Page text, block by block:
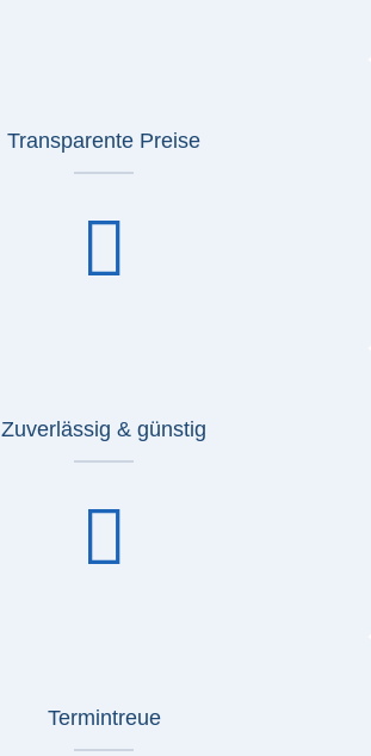
Transparente Preise
Zuverlässig & günstig
Termintreue